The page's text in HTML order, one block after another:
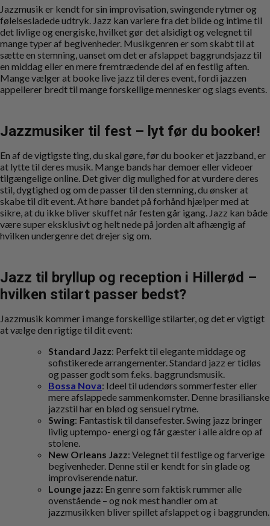
Jazzmusik er kendt for sin improvisation, swingende rytmer og
følelsesladede udtryk. Jazz kan variere fra det blide og intime til
det livlige og energiske, hvilket gør det alsidigt og velegnet til
mange typer af begivenheder. Musikgenren er som skabt til at
sætte en stemning, uanset om det er afslappet baggrundsjazz til
en middag eller en mere fremtrædende del af en festlig aften.
Mange vælger at booke live jazz til deres event, fordi jazzen
appellerer bredt til mange forskellige mennesker og slags events.
Jazzmusiker til fest – lyt før du booker!
En af de vigtigste ting, du skal gøre, før du booker et jazzband, er
at lytte til deres musik. Mange bands har demoer eller videoer
tilgængelige online. Det giver dig mulighed for at vurdere deres
stil, dygtighed og om de passer til den stemning, du ønsker at
skabe til dit event. At høre bandet på forhånd hjælper med at
sikre, at du ikke bliver skuffet når festen går igang. Jazz kan både
være super eksklusivt og helt nede på jorden alt afhængig af
hvilken undergenre det drejer sig om.
Jazz til bryllup og reception i Hillerød –
hvilken stilart passer bedst?
Jazzmusik kommer i mange forskellige stilarter, og det er vigtigt
at vælge den rigtige til dit event:
Standard Jazz: Perfekt til elegante middage og
sofistikerede arrangementer. Standard jazz er tidløs
og passer godt som f.eks. baggrundsmusik.
Bossa Nova: Ideel til udendørs sommerfester eller
mere afslappede sammenkomster. Denne brasilianske
jazzstil har en blød og sensuel rytme.
Swing: Fantastisk til dansefester. Swing jazz bringer
livlig uptempo- energi og får gæster i alle aldre op af
stolene.
New Orleans Jazz: Velegnet til festlige og farverige
begivenheder. Denne stil er kendt for sin glade og
improviserende natur.
Lounge jazz: En genre som faktisk rummer alle
ovenstående – og nok mest handler om at
jazzmusikken bliver spillet afslappet og i baggrunden.